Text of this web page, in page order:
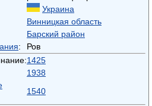
Украина
Винницкая область
Барский район
:
Ров
1425
1938
1540